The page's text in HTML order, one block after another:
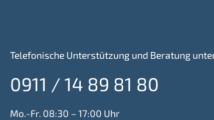
Telefonische Unterstützung und Beratung
0911 / 14 89 81 80
Mo.-Fr. 08:30 – 17:00 Uhr